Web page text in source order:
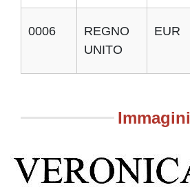
0006
REGNO
UNITO
EUR
Immagini